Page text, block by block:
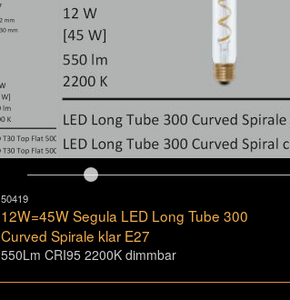
50419
12W=45W Segula LED Long Tube 300
Curved Spirale klar E27
550Lm CRI95 2200K dimmbar